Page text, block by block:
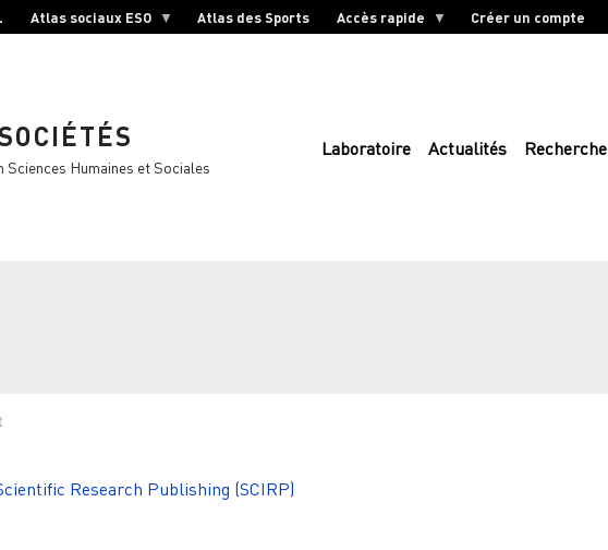
Atlas sociaux ESO Atlas des Sports Accès rapide Créer un compte
Humaines et Sociales
Laboratoire Actualités Recherche
Research Publishing (SCIRP)